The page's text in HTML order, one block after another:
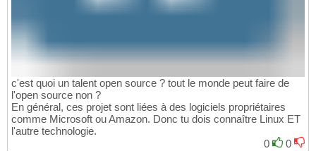
c'est quoi un talent open source ? tout le monde peut faire de
l'open source non ?
En général, ces projet sont liées à des logiciels propriétaires
comme Microsoft ou Amazon. Donc tu dois connaître Linux ET
l'autre technologie.
0
0